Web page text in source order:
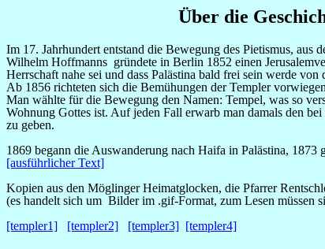
Über die
Im 17. Jahrhundert entstand die Bewegung des Pietismus, aus
Wilhelm Hoffmanns gründete in Berlin 1852 einen
Herrschaft nahe sei und dass Palästina bald frei sein werde von
Ab 1856 richteten sich die Bemühungen der Templer
Man wählte für die Bewegung den Namen: Tempel, was so
Wohnung Gottes ist. Auf jeden Fall erwarb man damals den bei
zu geben.
1869 begann die Auswanderung nach Haifa in Palästina,
[ausführlicher Text]
Kopien aus den Möglinger Heimatglocken, die Pfarrer
(es handelt sich um Bilder im .gif-Format, zum Lesen müssen
[templer1]
[templer2] [templer3] [templer4]